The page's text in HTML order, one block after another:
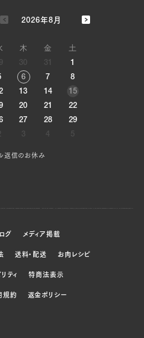
2026年8月
木 金
土
30 31
1
6 7
8
13 14
15
20 21
22
27 28
29
3 4 5
返信のお休み
グ メディア掲載
送料・配送 お肉レシピ
ティ 特商法表示
規約 返金ポリシー